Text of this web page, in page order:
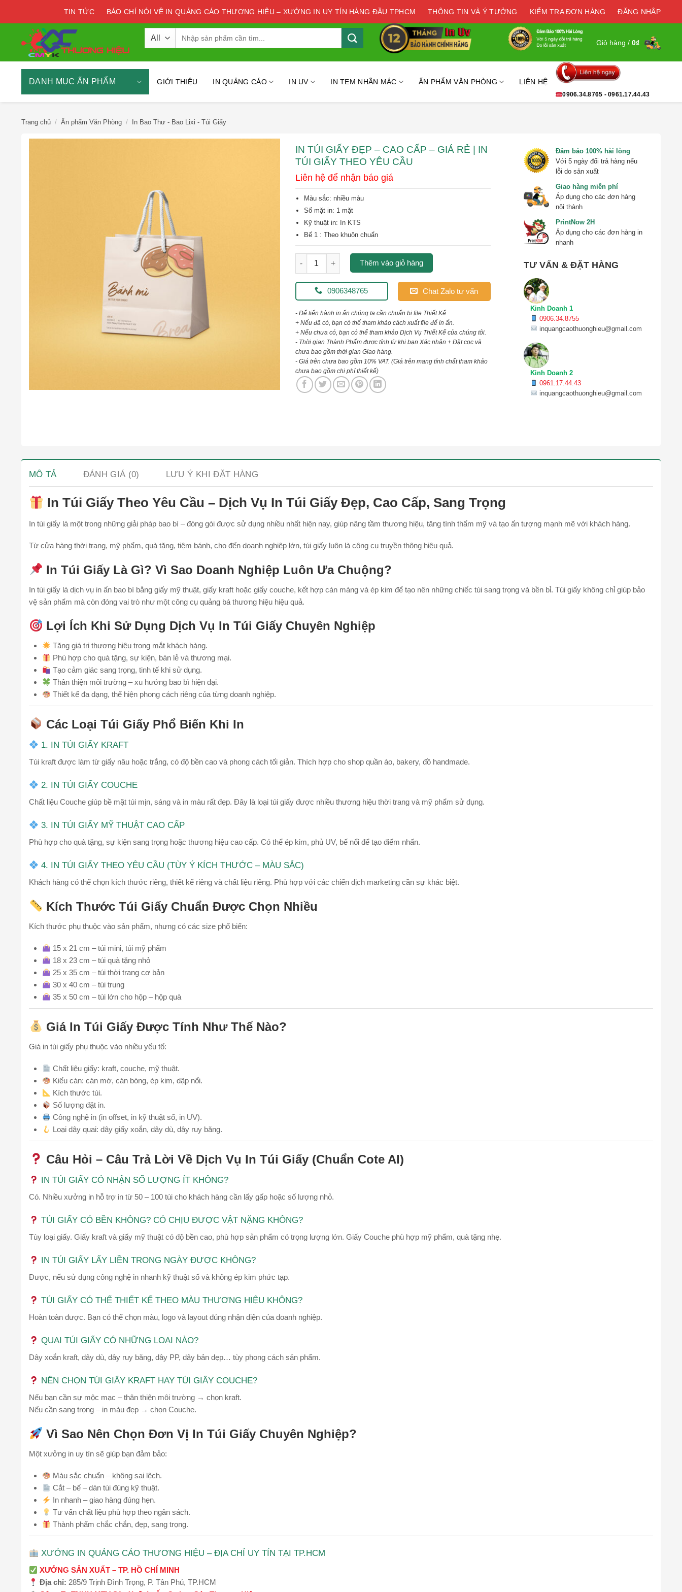
TIN TỨC BÁO CHÍ NÓI VỀ IN QUẢNG CÁO THƯƠNG HIỆU – XƯỞNG IN UY TÍN HÀNG ĐẦU TPHCM THÔNG TIN VÀ Ý TƯỞNG KIỂM TRA ĐƠN HÀNG ĐĂNG NHẬP
Giỏ hàng / 0₫
DANH MỤC ẤN PHẨM GIỚI THIỆU IN QUẢNG CÁO IN UV IN TEM NHÃN MÁC ẤN PHẨM VĂN PHÒNG LIÊN HỆ
0906.34.8765 - 0961.17.44.43
Trang chủ / Ấn phẩm Văn Phòng / In Bao Thư - Bao Lixi - Túi Giấy
IN TÚI GIẤY ĐẸP – CAO CẤP – GIÁ RẺ | IN
TÚI GIẤY THEO YÊU CẦU
Liên hệ để nhận báo giá
Màu sắc: nhiều màu
Số mặt in: 1 mặt
Kỹ thuật in: In KTS
Bế 1 : Theo khuôn chuẩn
In Túi Giấy Đẹp – Cao Cấp – Giá Rẻ | In Túi Giấy Theo Yêu Cầu số lượng
Thêm vào giỏ hàng
0906348765 Chat Zalo tư vấn
- Để tiến hành in ấn chúng ta cần chuẩn bị file Thiết Kế
+ Nếu đã có, bạn có thể tham khảo cách xuất file để in ấn.
+ Nếu chưa có, bạn có thể tham khảo Dịch Vụ Thiết Kế của chúng tôi.
- Thời gian Thành Phẩm được tính từ khi bạn Xác nhận + Đặt cọc và
chưa bao gồm thời gian Giao hàng.
- Giá trên chưa bao gồm 10% VAT. (Giá trên mang tính chất tham khảo
chưa bao gồm chi phí thiết kế)
Đảm bảo 100% hài lòng
Với 5 ngày đổi trả hàng nếu
lỗi do sản xuất
Giao hàng miễn phí
Áp dụng cho các đơn hàng
nội thành
PrintNow 2H
Áp dụng cho các đơn hàng in
nhanh
TƯ VẤN & ĐẶT HÀNG
Kinh Doanh 1
0906.34.8755
inquangcaothuonghieu@gmail.com
Kinh Doanh 2
0961.17.44.43
inquangcaothuonghieu@gmail.com
MÔ TẢ ĐÁNH GIÁ (0) LƯU Ý KHI ĐẶT HÀNG
In Túi Giấy Theo Yêu Cầu – Dịch Vụ In Túi Giấy Đẹp, Cao Cấp, Sang Trọng
In túi giấy là một trong những giải pháp bao bì – đóng gói được sử dụng nhiều nhất hiện nay, giúp nâng tầm thương hiệu, tăng tính thẩm mỹ và tạo ấn tượng mạnh mẽ với khách hàng.
Từ cửa hàng thời trang, mỹ phẩm, quà tặng, tiệm bánh, cho đến doanh nghiệp lớn, túi giấy luôn là công cụ truyền thông hiệu quả.
In Túi Giấy Là Gì? Vì Sao Doanh Nghiệp Luôn Ưa Chuộng?
In túi giấy là dịch vụ in ấn bao bì bằng giấy mỹ thuật, giấy kraft hoặc giấy couche, kết hợp cán màng và ép kim để tạo nên những chiếc túi sang trọng và bền bỉ. Túi giấy không chỉ giúp bảo
vệ sản phẩm mà còn đóng vai trò như một công cụ quảng bá thương hiệu hiệu quả.
Lợi Ích Khi Sử Dụng Dịch Vụ In Túi Giấy Chuyên Nghiệp
Tăng giá trị thương hiệu trong mắt khách hàng.
Phù hợp cho quà tặng, sự kiện, bán lẻ và thương mại.
Tạo cảm giác sang trọng, tinh tế khi sử dụng.
Thân thiện môi trường – xu hướng bao bì hiện đại.
Thiết kế đa dạng, thể hiện phong cách riêng của từng doanh nghiệp.
Các Loại Túi Giấy Phổ Biến Khi In
1. IN TÚI GIẤY KRAFT
Túi kraft được làm từ giấy nâu hoặc trắng, có độ bền cao và phong cách tối giản. Thích hợp cho shop quần áo, bakery, đồ handmade.
2. IN TÚI GIẤY COUCHE
Chất liệu Couche giúp bề mặt túi mịn, sáng và in màu rất đẹp. Đây là loại túi giấy được nhiều thương hiệu thời trang và mỹ phẩm sử dụng.
3. IN TÚI GIẤY MỸ THUẬT CAO CẤP
Phù hợp cho quà tặng, sự kiện sang trọng hoặc thương hiệu cao cấp. Có thể ép kim, phủ UV, bế nổi để tạo điểm nhấn.
4. IN TÚI GIẤY THEO YÊU CẦU (TÙY Ý KÍCH THƯỚC – MÀU SẮC)
Khách hàng có thể chọn kích thước riêng, thiết kế riêng và chất liệu riêng. Phù hợp với các chiến dịch marketing cần sự khác biệt.
Kích Thước Túi Giấy Chuẩn Được Chọn Nhiều
Kích thước phụ thuộc vào sản phẩm, nhưng có các size phổ biến:
15 x 21 cm – túi mini, túi mỹ phẩm
18 x 23 cm – túi quà tặng nhỏ
25 x 35 cm – túi thời trang cơ bản
30 x 40 cm – túi trung
35 x 50 cm – túi lớn cho hộp – hộp quà
Giá In Túi Giấy Được Tính Như Thế Nào?
Giá in túi giấy phụ thuộc vào nhiều yếu tố:
Chất liệu giấy: kraft, couche, mỹ thuật.
Kiểu cán: cán mờ, cán bóng, ép kim, dập nổi.
Kích thước túi.
Số lượng đặt in.
Công nghệ in (in offset, in kỹ thuật số, in UV).
Loại dây quai: dây giấy xoắn, dây dù, dây ruy băng.
Câu Hỏi – Câu Trả Lời Về Dịch Vụ In Túi Giấy (Chuẩn Cote AI)
IN TÚI GIẤY CÓ NHẬN SỐ LƯỢNG ÍT KHÔNG?
Có. Nhiều xưởng in hỗ trợ in từ 50 – 100 túi cho khách hàng cần lấy gấp hoặc số lượng nhỏ.
TÚI GIẤY CÓ BỀN KHÔNG? CÓ CHỊU ĐƯỢC VẬT NẶNG KHÔNG?
Tùy loại giấy. Giấy kraft và giấy mỹ thuật có độ bền cao, phù hợp sản phẩm có trọng lượng lớn. Giấy Couche phù hợp mỹ phẩm, quà tặng nhẹ.
IN TÚI GIẤY LẤY LIỀN TRONG NGÀY ĐƯỢC KHÔNG?
Được, nếu sử dụng công nghệ in nhanh kỹ thuật số và không ép kim phức tạp.
TÚI GIẤY CÓ THỂ THIẾT KẾ THEO MÀU THƯƠNG HIỆU KHÔNG?
Hoàn toàn được. Bạn có thể chọn màu, logo và layout đúng nhận diện của doanh nghiệp.
QUAI TÚI GIẤY CÓ NHỮNG LOẠI NÀO?
Dây xoắn kraft, dây dù, dây ruy băng, dây PP, dây bản dẹp… tùy phong cách sản phẩm.
NÊN CHỌN TÚI GIẤY KRAFT HAY TÚI GIẤY COUCHE?
Nếu bạn cần sự mộc mạc – thân thiện môi trường → chọn kraft.
Nếu cần sang trọng – in màu đẹp → chọn Couche.
Vì Sao Nên Chọn Đơn Vị In Túi Giấy Chuyên Nghiệp?
Một xưởng in uy tín sẽ giúp bạn đảm bảo:
Màu sắc chuẩn – không sai lệch.
Cắt – bế – dán túi đúng kỹ thuật.
In nhanh – giao hàng đúng hẹn.
Tư vấn chất liệu phù hợp theo ngân sách.
Thành phẩm chắc chắn, đẹp, sang trọng.
XƯỞNG IN QUẢNG CÁO THƯƠNG HIỆU – ĐỊA CHỈ UY TÍN TẠI TP.HCM
XƯỞNG SẢN XUẤT – TP. HỒ CHÍ MINH
Địa chỉ: 285/9 Trịnh Đình Trọng, P. Tân Phú, TP.HCM